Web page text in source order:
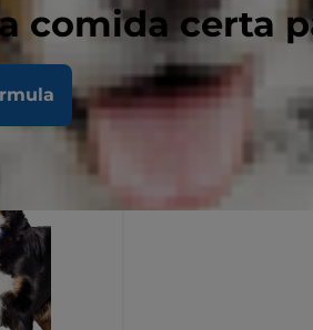
comida certa